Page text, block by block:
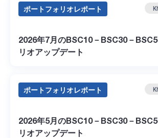
ポートフォリオレポート
2026年7月のBSC10－BSC30－
リオアップデート
ポートフォリオレポート
2026年5月のBSC10－BSC30－
リオアップデート